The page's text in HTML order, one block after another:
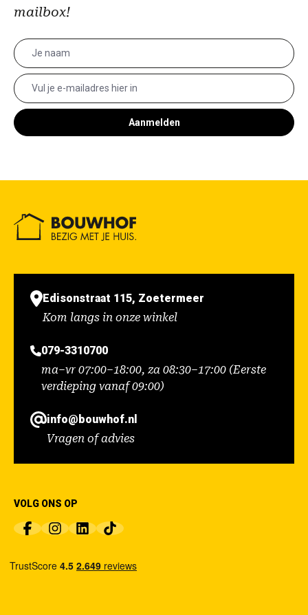
mailbox!
Aanmelden
Edisonstraat 115, Zoetermeer
Kom langs in onze winkel
079-3310700
ma–vr 07:00–18:00, za 08:30–17:00 (Eerste
verdieping vanaf 09:00)
info@bouwhof.nl
Vragen of advies
VOLG ONS OP